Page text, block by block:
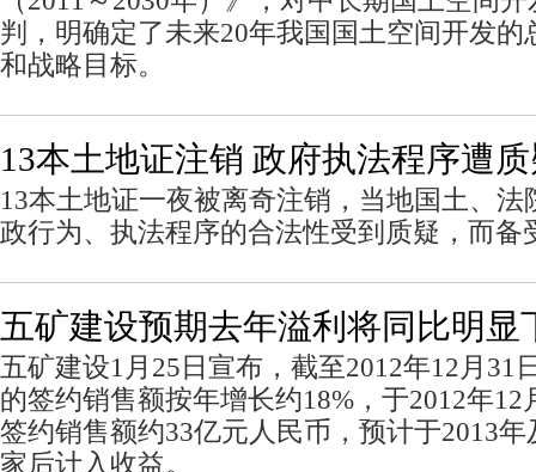
判，明确定了未来20年我国国土空间开发的
和战略目标。
13本土地证注销 政府执法程序遭
13本土地证一夜被离奇注销，当地国土、
政行为、执法程序的合法性受到质疑，而备
五矿建设预期去年溢利将同比明显
五矿建设1月25日宣布，截至2012年12月31
的签约销售额按年增长约18%，于2012年12
签约销售额约33亿元人民币，预计于2013
家后计入收益。